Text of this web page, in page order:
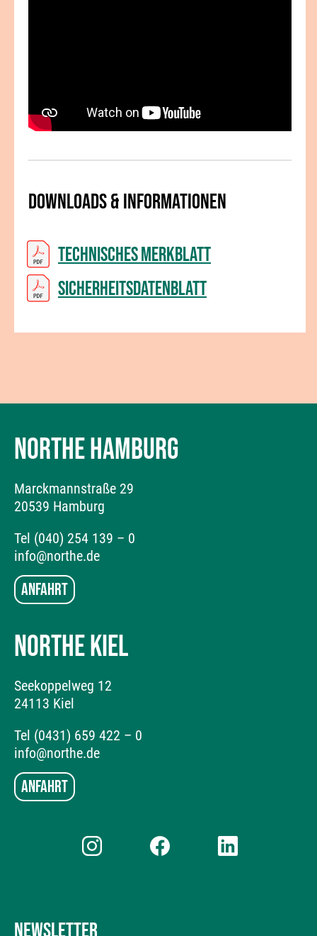
Downloads & Informationen
Technisches Merkblatt
Sicherheitsdatenblatt
NORTHE HAMBURG
Marckmannstraße 29
20539 Hamburg
Tel (040) 254 139 – 0
info@northe.de
Anfahrt
NORTHE KIEL
Seekoppelweg 12
24113 Kiel
Tel (0431) 659 422 – 0
info@northe.de
Anfahrt
NEWSLETTER